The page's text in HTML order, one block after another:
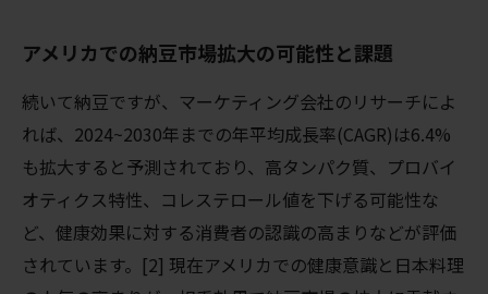
アメリカでの納豆市場拡大の可能性と課題
続いて納豆ですが、マーケティング会社のリサーチによ
れば、2024~2030年までの年平均成長率(CAGR)は6.4%
も拡大すると予測されており、高タンパク質、プロバイ
オティクス特性、コレステロール値を下げる可能性な
ど、健康効果に対する消費者の認識の高まりなどが評価
されています。[2] 現在アメリカでの健康意識と日本料理